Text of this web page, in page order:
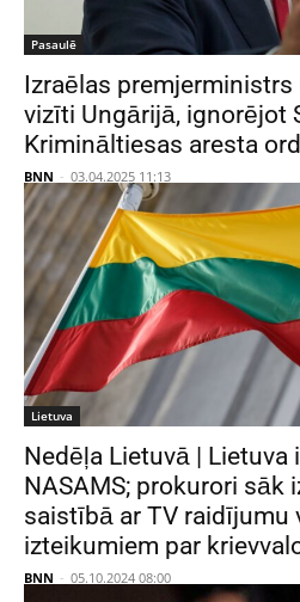
Pasaulē
Izraēlas
vizīti Ungārijā, ignorējot
Krimināltiesas aresta
BNN - 03.04.2025 11:13
Lietuva
Nedēļa Lietuvā | Lietuva
NASAMS; prokurori sāk
saistībā ar TV raidījumu
izteikumiem par
BNN - 05.10.2024 08:00